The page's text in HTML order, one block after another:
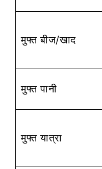
मुफ्त बीज/खाद
मुफ्त पानी
मुफ्त यात्रा